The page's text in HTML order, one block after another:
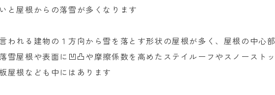
と屋根からの落雪が多くなります
われる建物の１方向から雪を落とす形状の屋根が多く、屋根の中心部
雪屋根や表面に凹凸や摩擦係数を高めたステイルーフやスノーストッ
屋根なども中にはあります